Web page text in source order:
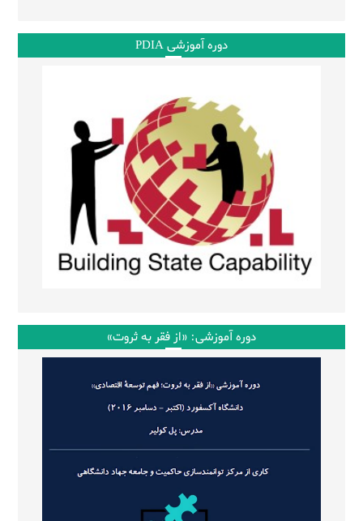
دوره آموزشی PDIA
دوره آموزشی: «از فقر به ثروت»